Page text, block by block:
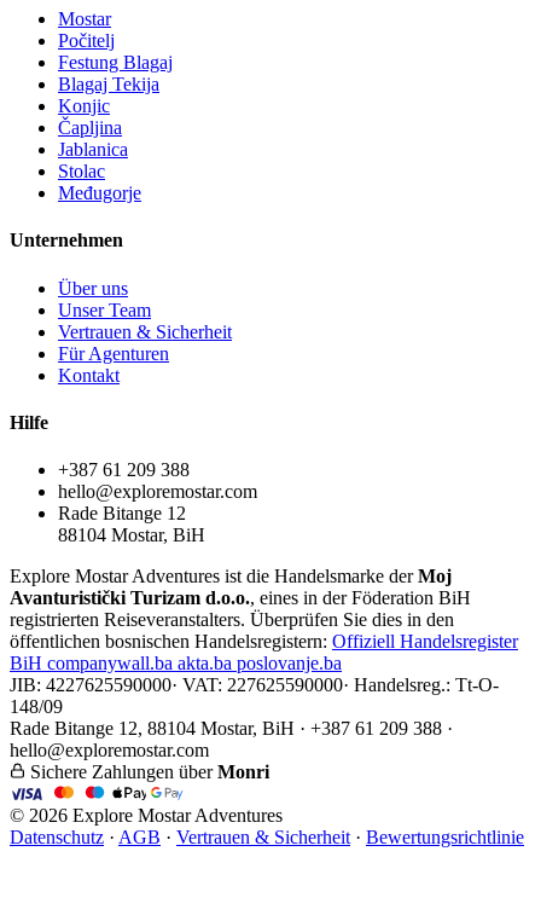
Mostar
Počitelj
Festung Blagaj
Blagaj Tekija
Konjic
Čapljina
Jablanica
Stolac
Međugorje
Unternehmen
Über uns
Unser Team
Vertrauen & Sicherheit
Für Agenturen
Kontakt
Hilfe
+387 61 209 388
hello@exploremostar.com
Rade Bitange 12
88104 Mostar, BiH
Explore Mostar Adventures ist die Handelsmarke derMoj
Avanturistički Turizam d.o.o., eines in der Föderation BiH
registrierten Reiseveranstalters. Überprüfen Sie dies in den
öffentlichen bosnischen Handelsregistern: Offiziell Handelsregister
BiH companywall.ba akta.ba poslovanje.ba
JIB: 4227625590000· VAT: 227625590000· Handelsreg.: Tt-O-
148/09
Rade Bitange 12, 88104 Mostar, BiH · +387 61 209 388 ·
hello@exploremostar.com
Sichere Zahlungen überMonri
© 2026 Explore Mostar Adventures
Datenschutz · AGB · Vertrauen & Sicherheit · Bewertungsrichtlinie